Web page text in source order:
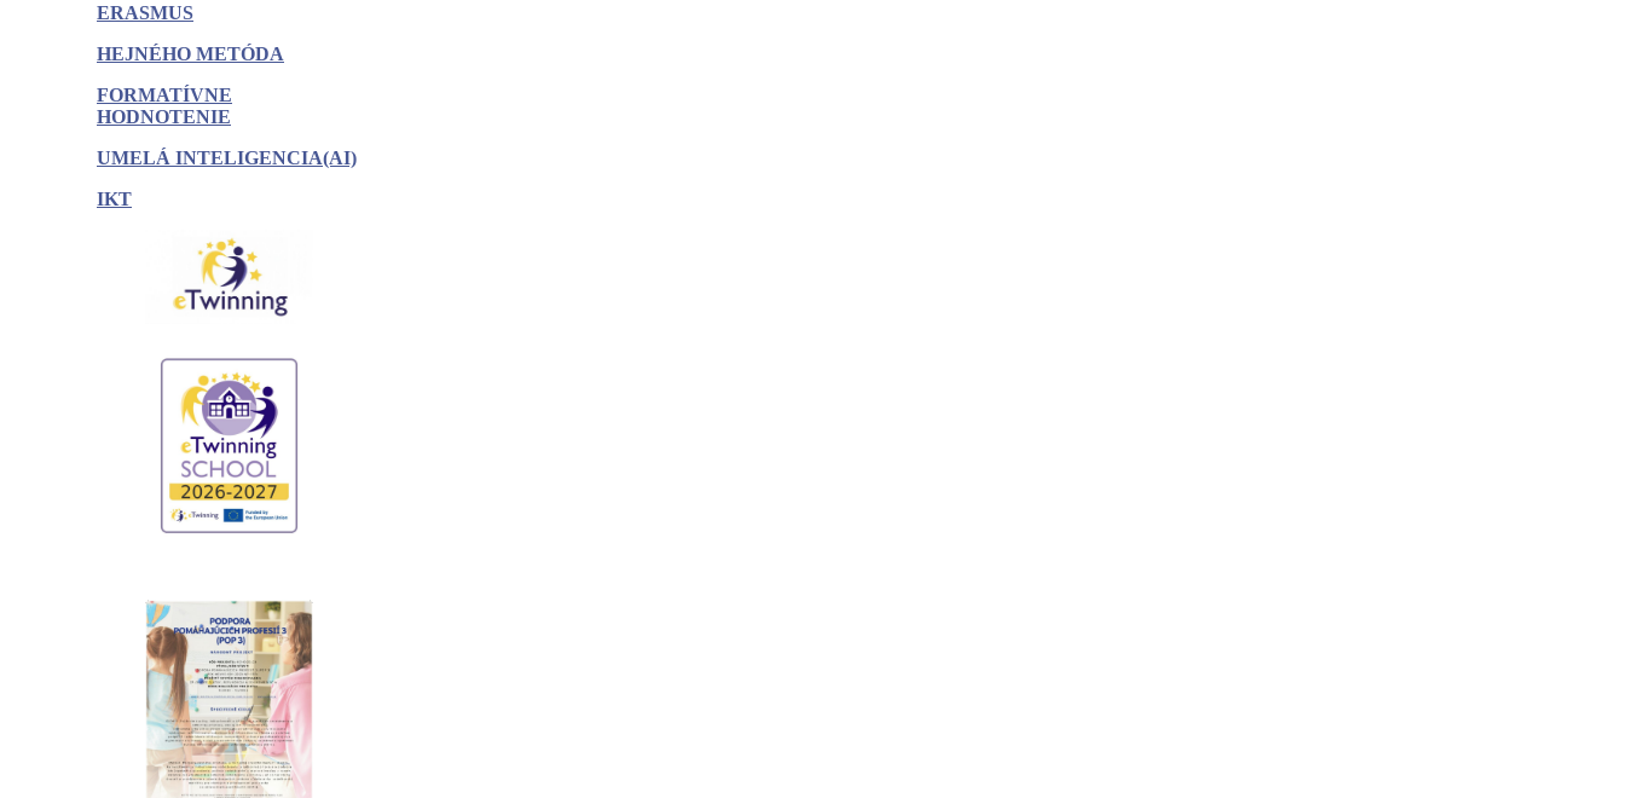
ERASMUS
HEJNÉHO METÓDA
FORMATÍVNE
HODNOTENIE
UMELÁ INTELIGENCIA(AI)
IKT